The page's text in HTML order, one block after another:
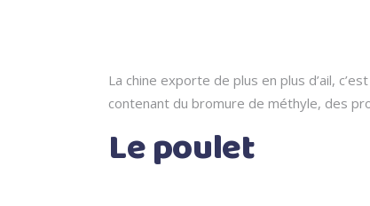
La chine exporte de plus en plus d’ail,
contenant du bromure de méthyle, des
Le poulet